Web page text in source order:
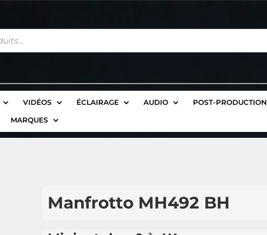
VIDÉOS ÉCLAIRAGE AUDIO POST-PRODUCTION
MARQUES
Manfrotto MH492 BH